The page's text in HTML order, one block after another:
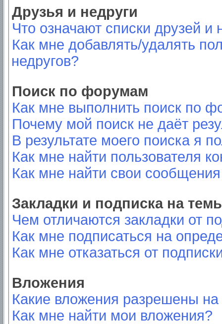
Друзья и недруги
Что означают списки друзей и
Как мне добавлять/удалять
недругов?
Поиск по форумам
Как мне выполнить поиск по
Почему мой поиск не даёт
В результате моего поиска я
Как мне найти пользователя
Как мне найти свои
Закладки и подписка на
Чем отличаются закладки от
Как мне подписаться на
Как мне отказаться от
Вложения
Какие вложения разрешены
Как мне найти мои вложения?